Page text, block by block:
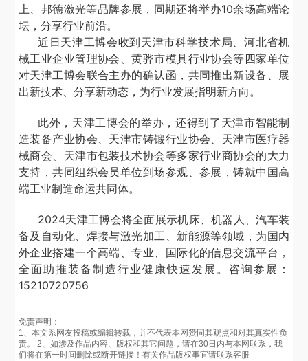
上、邦德激光等品牌参展，同期还将举办10余场高端论
坛，分享行业前沿。
近日天津工博会收到天津市科学技术局、河北省机
械工业企业管理协会、黄骅市模具行业协会等四家单位
对天津工博会联合主办的确认函，共同推出新设备、展
出新技术、分享新动态，为行业发展指明新方向。
此外，天津工博会的举办，还得到了天津市智能制
造装备产业协会、天津市铸锻行业协会、天津市医疗器
械商会、天津市包装技术协会等多家行业商协会的大力
支持，共同组织会员单位到场参观、参展，铸就中国高
端工业制造命运共同体。
2024天津工博会将全面展示机床、机器人、汽车装
备及自动化、焊接与激光加工、新能源等领域，为国内
外企业搭建一个高端、专业、国际化的信息交流平台，
全面助推装备制造行业健康快速发展。咨询参展：
15210720756
免责声明：
1、本文系网友投稿或编辑转载，并不代表本网赞同其观点和对其真实性负
责。 2、如涉及作品内容、版权和其它问题，请在30日内与本网联系，我
们将在第一时间删除或断开链接！有关作品版权事宜请联系客服